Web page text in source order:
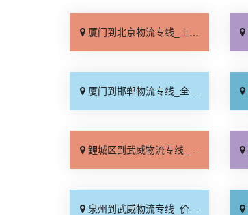
厦门到北京物流专线_上门取件「不随意加价」
厦门到邯郸物流专线_全境到达「无需中转」
鲤城区到武威物流专线_天天发车「计费标准」
泉州到武威物流专线_价格透明「要多少钱」